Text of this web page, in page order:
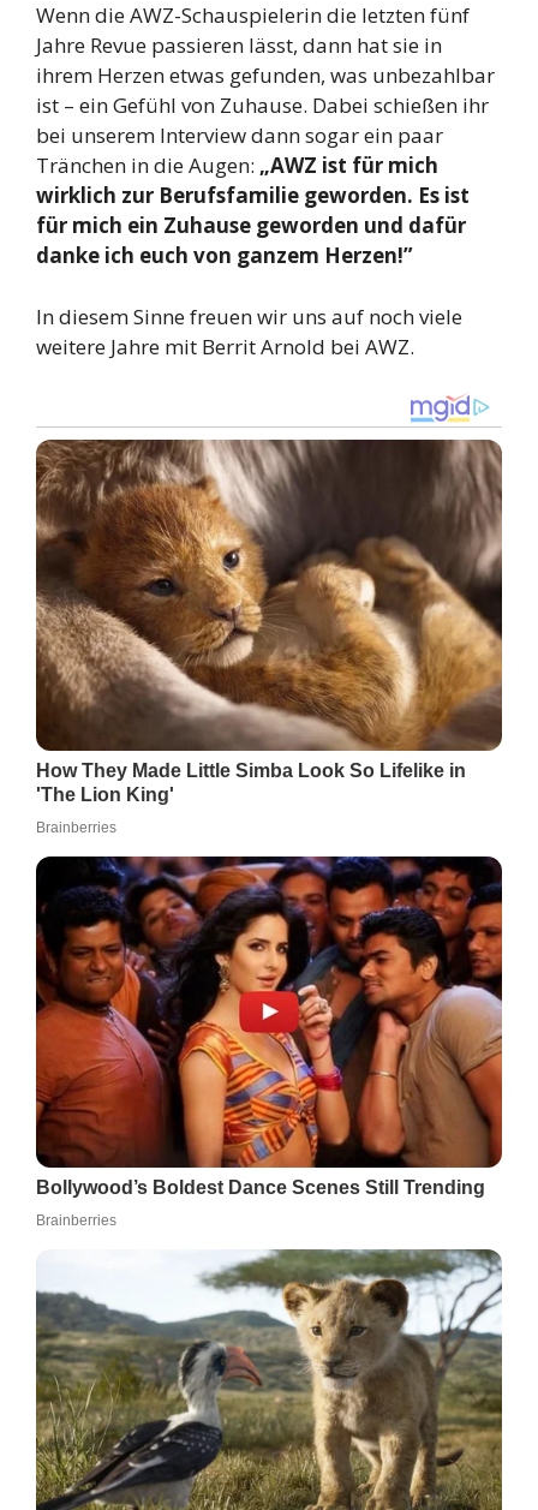
Wenn die AWZ-Schauspielerin die letzten fünf
Jahre Revue passieren lässt, dann hat sie in
ihrem Herzen etwas gefunden, was unbezahlbar
ist – ein Gefühl von Zuhause. Dabei schießen ihr
bei unserem Interview dann sogar ein paar
Tränchen in die Augen: „AWZ ist für mich
wirklich zur Berufsfamilie geworden. Es ist
für mich ein Zuhause geworden und dafür
danke ich euch von ganzem Herzen!”
In diesem Sinne freuen wir uns auf noch viele
weitere Jahre mit Berrit Arnold bei AWZ.